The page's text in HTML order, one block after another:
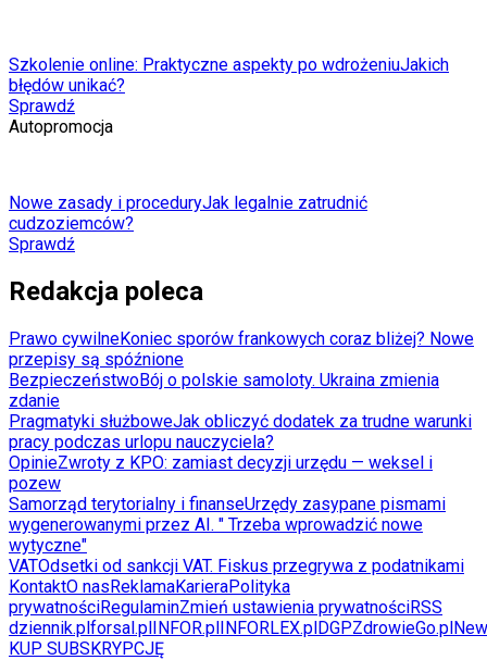
Szkolenie online: Praktyczne aspekty po wdrożeniuJakich
błędów unikać?
Sprawdź
Autopromocja
Nowe zasady i proceduryJak legalnie zatrudnić
cudzoziemców?
Sprawdź
Redakcja poleca
Prawo cywilneKoniec sporów frankowych coraz bliżej? Nowe
przepisy są spóźnione
BezpieczeństwoBój o polskie samoloty. Ukraina zmienia
zdanie
Pragmatyki służboweJak obliczyć dodatek za trudne warunki
pracy podczas urlopu nauczyciela?
OpinieZwroty z KPO: zamiast decyzji urzędu — weksel i
pozew
Samorząd terytorialny i finanseUrzędy zasypane pismami
wygenerowanymi przez AI. " Trzeba wprowadzić nowe
wytyczne"
VATOdsetki od sankcji VAT. Fiskus przegrywa z podatnikami
KontaktO nasReklamaKarieraPolityka
prywatnościRegulaminZmień ustawienia prywatnościRSS
dziennik.plforsal.plINFOR.plINFORLEX.plDGPZdrowieGo.pl
KUP SUBSKRYPCJĘ